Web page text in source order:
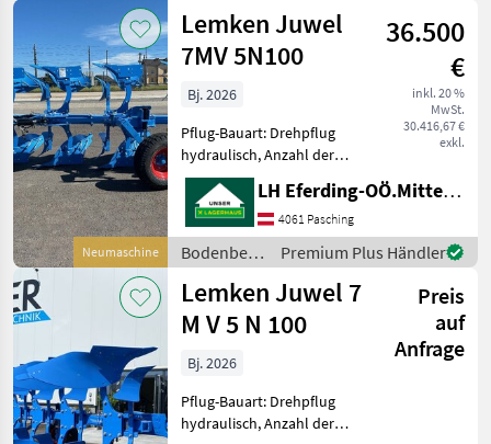
56155 V
Neumaschine
Lemken Juwel
7MV 5N100
36.500
€
inkl. 20 %
MwSt.
30.416,67 €
exkl.
Bj. 2026
Pflug-Bauart: Drehpflug
hydraulisch, Anzahl der
Schare: 5-schar und mehr,
Vorschäler, Scheibensech,
hydr.
Schnittbreitenverstellung,
Stützrad hydr.
Rahmeneinschwenkung, 3
LH Eferding-OÖ.Mitte, Hörsching
4061 Pasching
Bodenbearbeitung
/ Lemken
Premium Plus Händler
Lemken Juwel 7
M V 5 N 100
Preis
auf
Anfrage
Bj. 2026
Pflug-Bauart: Drehpflug
hydraulisch, Anzahl der